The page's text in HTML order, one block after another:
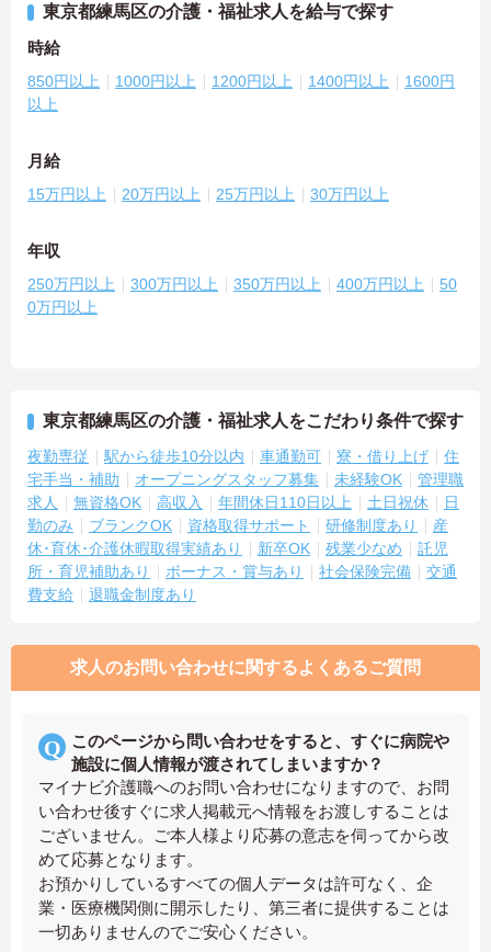
東京都練馬区の介護・福祉求人を給与で探す
時給
850円以上 1000円以上 1200円以上 1400円以上
1600円
以上
月給
15万円以上 20万円以上 25万円以上 30万円以上
年収
250万円以上 300万円以上 350万円以上 400万円以上
50
0万円以上
東京都練馬区の介護・福祉求人をこだわり条件で探す
夜勤専従 駅から徒歩10分以内 車通勤可 寮・借り上げ
住
宅手当・補助
オープニングスタッフ募集 未経験OK
管理職
求人
無資格OK 高収入 年間休日110日以上 土日祝休
日
勤のみ
ブランクOK 資格取得サポート 研修制度あり
産
休･育休･介護休暇取得実績あり
新卒OK 残業少なめ
託児
所・育児補助あり
ボーナス・賞与あり 社会保険完備
交通
費支給
退職金制度あり
求人のお問い合わせに関するよくあるご質問
このページから問い合わせをすると、すぐに病院や
施設に個人情報が渡されてしまいますか？
マイナビ介護職へのお問い合わせになりますので、お問
い合わせ後すぐに求人掲載元へ情報をお渡しすることは
ございません。ご本人様より応募の意志を伺ってから改
めて応募となります。
お預かりしているすべての個人データは許可なく、企
業・医療機関側に開示したり、第三者に提供することは
一切ありませんのでご安心ください。